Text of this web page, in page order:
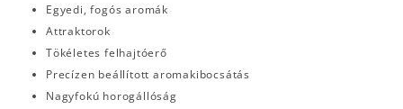
Egyedi, fogós aromák
Attraktorok
Tökéletes felhajtóerő
Precízen beállított aromakibocsátás
Nagyfokú horogállóság